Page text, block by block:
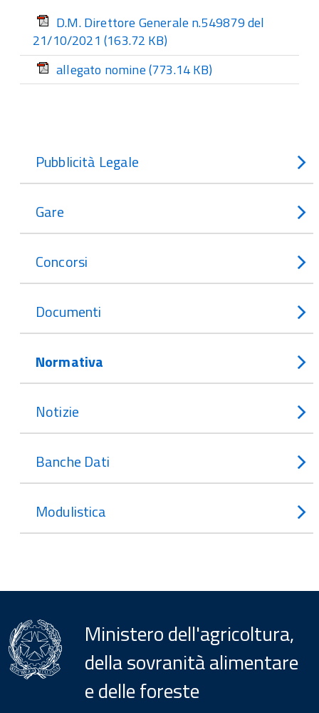
D.M. Direttore Generale n.549879 del
21/10/2021 (163.72 KB)
allegato nomine(773.14 KB)
Pubblicità Legale
Gare
Concorsi
Documenti
Normativa
Notizie
Banche Dati
Modulistica
Ministero dell'agricoltura,
della sovranità alimentare
e delle foreste